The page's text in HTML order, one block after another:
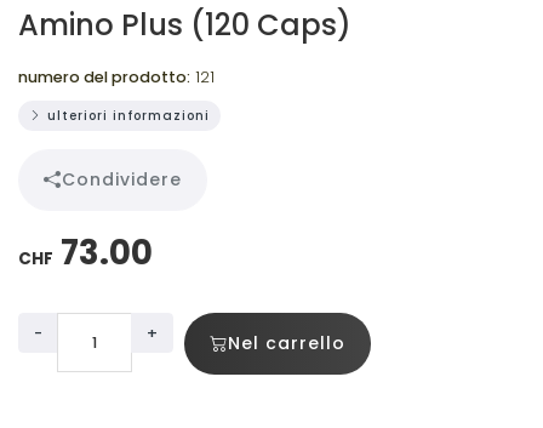
Amino Plus (120 Caps)
numero del prodotto: 121
ulteriori informazioni
Condividere
CHF 73.00
- + Nel carrello